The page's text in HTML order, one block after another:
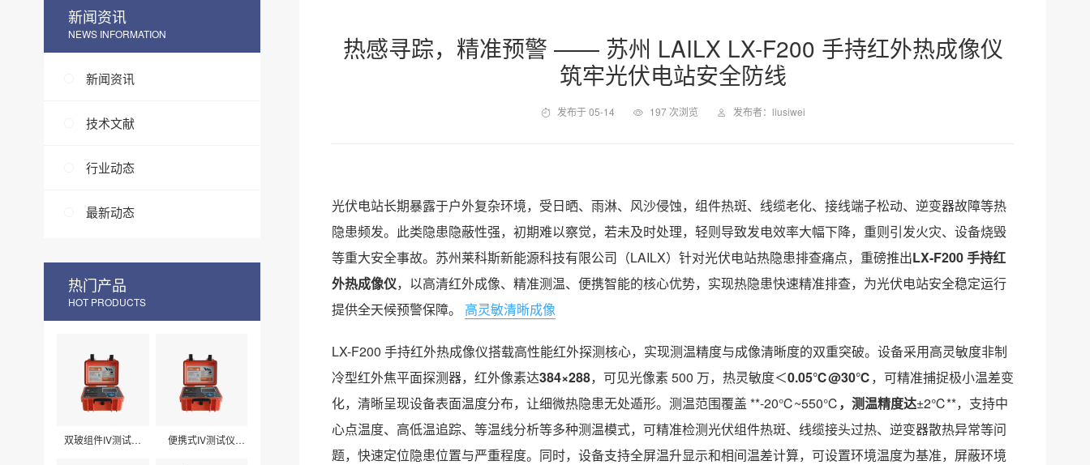
新闻资讯
NEWS INFORMATION
新闻资讯
技术文献
行业动态
最新动态
热门产品
HOT PRODUCTS
双玻组件IV测试仪
便携式IV测试仪
热感寻踪，精准预警 —— 苏州 LAILX LX-F200 手持红外热成像仪
筑牢光伏电站安全防线
发布于 05-14 197 次浏览 发布者：liusiwei
光伏电站长期暴露于户外复杂环境，受日晒、雨淋、风沙侵蚀，组件热斑、线缆老化、接线端子松动、逆变器故障等热
隐患频发。此类隐患隐蔽性强，初期难以察觉，若未及时处理，轻则导致发电效率大幅下降，重则引发火灾、设备烧毁
等重大安全事故。苏州莱科斯新能源科技有限公司（LAILX）针对光伏电站热隐患排查痛点，重磅推出LX-F200 手持红
外热成像仪，以高清红外成像、精准测温、便携智能的核心优势，实现热隐患快速精准排查，为光伏电站安全稳定运行
提供全天候预警保障。
高灵敏清晰成像
LX-F200 手持红外热成像仪搭载高性能红外探测核心，实现测温精度与成像清晰度的双重突破。设备采用高灵敏度非制
冷型红外焦平面探测器，红外像素达384×288，可见光像素 500 万，热灵敏度＜0.05℃@30℃，可精准捕捉极小温差变
化，清晰呈现设备表面温度分布，让细微热隐患无处遁形。测温范围覆盖 **-20℃~550℃，测温精度达±2℃**，支持中
心点温度、高低温追踪、等温线分析等多种测温模式，可精准检测光伏组件热斑、线缆接头过热、逆变器散热异常等问
题，快速定位隐患位置与严重程度。同时，设备支持全屏温升显示和相间温差计算，可设置环境温度为基准，屏蔽环境